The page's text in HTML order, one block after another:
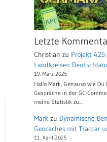
Letzte
Christian zu Projekt
Landkreisen
19. März 2026
Hallo Mark, Genauso wie
Gespräche in der GC-
meine Statistik zu…
Mark zu Dynamische
Geocaches mit Traccar
11. April 2025